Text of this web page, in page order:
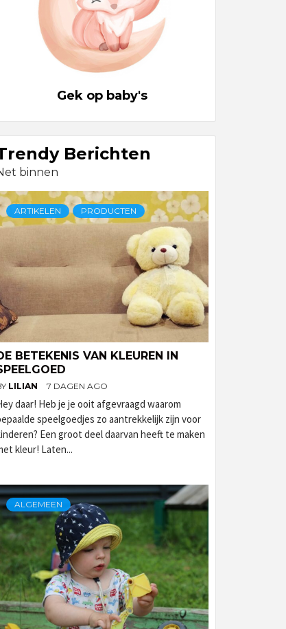
Gek op baby's
Berichten
binnen
ARTIKELEN PRODUCTEN
BETEKENIS VAN KLEUREN IN
LILIAN 7 DAGEN AGO
daar! Heb je je ooit afgevraagd waarom
speelgoedjes zo aantrekkelijk zijn voor
Een groot deel daarvan heeft te maken
kleur! Laten...
ALGEMEEN